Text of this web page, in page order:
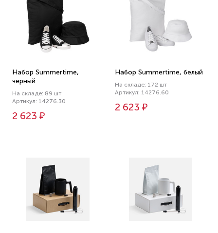
Набор Summertime,
черный
На складе: 89 шт
Артикул: 14276.30
2 623 ₽
Набор Summertime, белый
На складе: 172 шт
Артикул: 14276.60
2 623 ₽